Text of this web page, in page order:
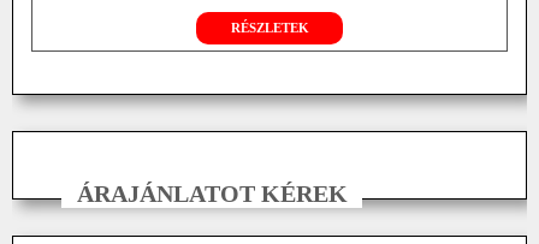
RÉSZLETEK
ÁRAJÁNLATOT KÉREK